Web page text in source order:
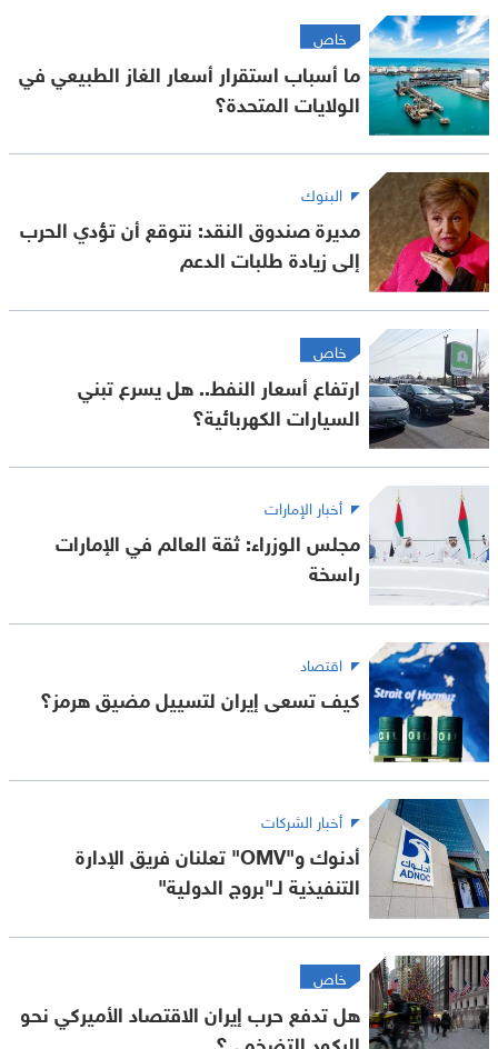
خاص
ما أسباب استقرار أسعار الغاز الطبيعي في
الولايات المتحدة؟
البنوك
مديرة صندوق النقد: نتوقع أن تؤدي الحرب
إلى زيادة طلبات الدعم
خاص
ارتفاع أسعار النفط.. هل يسرع تبني
السيارات الكهربائية؟
أخبار الإمارات
مجلس الوزراء: ثقة العالم في الإمارات
راسخة
اقتصاد
كيف تسعى إيران لتسييل مضيق هرمز؟
أخبار الشركات
أدنوك و"OMV" تعلنان فريق الإدارة
التنفيذية لـ"بروج الدولية"
خاص
هل تدفع حرب إيران الاقتصاد الأميركي نحو